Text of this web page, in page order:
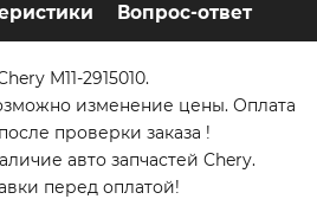
Вопрос-ответ
M11-2915010.
изменение цены. Оплата
проверки заказа !
авто запчастей Chery.
перед оплатой!